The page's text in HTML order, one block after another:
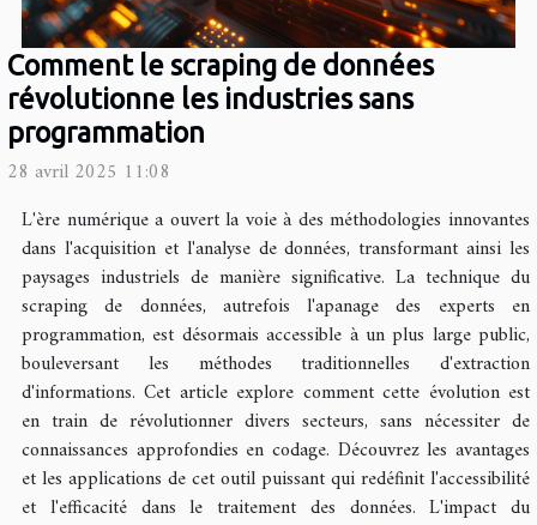
Comment le scraping de données
révolutionne les industries sans
programmation
28 avril 2025 11:08
L'ère numérique a ouvert la voie à des méthodologies innovantes
dans l'acquisition et l'analyse de données, transformant ainsi les
paysages industriels de manière significative. La technique du
scraping de données, autrefois l'apanage des experts en
programmation, est désormais accessible à un plus large public,
bouleversant les méthodes traditionnelles d'extraction
d'informations. Cet article explore comment cette évolution est
en train de révolutionner divers secteurs, sans nécessiter de
connaissances approfondies en codage. Découvrez les avantages
et les applications de cet outil puissant qui redéfinit l'accessibilité
et l'efficacité dans le traitement des données. L'impact du